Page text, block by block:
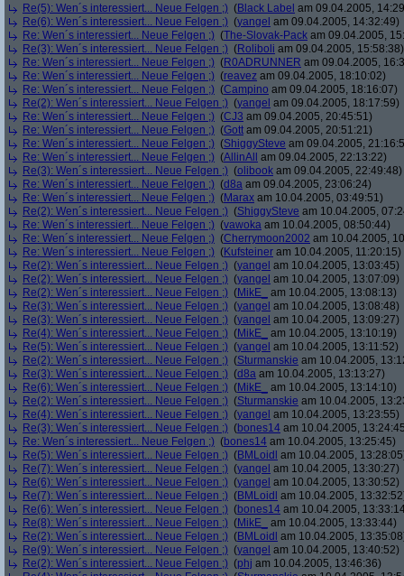
Re(5): Wen´s interessiert... Neue Felgen ;) (Black Label am 09.04.2005,
Re(6): Wen´s interessiert... Neue Felgen ;) (yangel am 09.04.2005, 14:32:49)
Re: Wen´s interessiert... Neue Felgen ;) (The-Slovak-Pack am 09.04.2005,
Re(3): Wen´s interessiert... Neue Felgen ;) (Roliboli am 09.04.2005, 15:58:38)
Re: Wen´s interessiert... Neue Felgen ;) (R0ADRUNNER am 09.04.2005,
Re: Wen´s interessiert... Neue Felgen ;) (reavez am 09.04.2005, 18:10:02)
Re: Wen´s interessiert... Neue Felgen ;) (Campino am 09.04.2005, 18:16:07)
Re(2): Wen´s interessiert... Neue Felgen ;) (yangel am 09.04.2005, 18:17:59)
Re: Wen´s interessiert... Neue Felgen ;) (CJ3 am 09.04.2005, 20:45:51)
Re: Wen´s interessiert... Neue Felgen ;) (Gott am 09.04.2005, 20:51:21)
Re: Wen´s interessiert... Neue Felgen ;) (ShiggySteve am 09.04.2005,
Re: Wen´s interessiert... Neue Felgen ;) (AllinAll
am 09.04.2005, 22:13:22)
Re(3): Wen´s interessiert... Neue Felgen ;) (olibook am 09.04.2005, 22:49:48)
Re: Wen´s interessiert... Neue Felgen ;) (d8a am 09.04.2005, 23:06:24)
Re: Wen´s interessiert... Neue Felgen ;) (Marax am 10.04.2005, 03:49:51)
Re(2): Wen´s interessiert... Neue Felgen ;) (ShiggySteve am 10.04.2005,
Re: Wen´s interessiert... Neue Felgen ;) (vawoka am 10.04.2005, 08:50:44)
Re: Wen´s interessiert... Neue Felgen ;) (Cherrymoon2002 am 10.04.2005,
Re: Wen´s interessiert... Neue Felgen ;) (Kufsteiner am 10.04.2005, 11:20:15)
Re(2): Wen´s interessiert... Neue Felgen ;) (yangel am 10.04.2005, 13:03:45)
Re(2): Wen´s interessiert... Neue Felgen ;) (yangel am 10.04.2005, 13:07:09)
Re(2): Wen´s interessiert... Neue Felgen ;) (MikE_
am 10.04.2005, 13:08:13)
Re(3): Wen´s interessiert... Neue Felgen ;) (yangel am 10.04.2005, 13:08:48)
Re(3): Wen´s interessiert... Neue Felgen ;) (yangel am 10.04.2005, 13:09:27)
Re(4): Wen´s interessiert... Neue Felgen ;) (MikE_
am 10.04.2005, 13:10:19)
Re(5): Wen´s interessiert... Neue Felgen ;) (yangel am 10.04.2005, 13:11:52)
Re(2): Wen´s interessiert... Neue Felgen ;) (Sturmanskie am 10.04.2005,
Re(3): Wen´s interessiert... Neue Felgen ;) (d8a am 10.04.2005, 13:13:27)
Re(6): Wen´s interessiert... Neue Felgen ;) (MikE_
am 10.04.2005, 13:14:10)
Re(2): Wen´s interessiert... Neue Felgen ;) (Sturmanskie am 10.04.2005,
Re(4): Wen´s interessiert... Neue Felgen ;) (yangel am 10.04.2005, 13:23:55)
Re(3): Wen´s interessiert... Neue Felgen ;) (bones14 am 10.04.2005,
Re: Wen´s interessiert... Neue Felgen ;) (bones14 am 10.04.2005, 13:25:45)
Re(5): Wen´s interessiert... Neue Felgen ;) (BMLoidl am 10.04.2005,
Re(7): Wen´s interessiert... Neue Felgen ;) (yangel am 10.04.2005, 13:30:27)
Re(6): Wen´s interessiert... Neue Felgen ;) (yangel am 10.04.2005, 13:30:52)
Re(7): Wen´s interessiert... Neue Felgen ;) (BMLoidl am 10.04.2005,
Re(6): Wen´s interessiert... Neue Felgen ;) (bones14 am 10.04.2005,
Re(8): Wen´s interessiert... Neue Felgen ;) (MikE_
am 10.04.2005, 13:33:44)
Re(2): Wen´s interessiert... Neue Felgen ;) (BMLoidl am 10.04.2005,
Re(9): Wen´s interessiert... Neue Felgen ;) (yangel am 10.04.2005, 13:40:52)
Re(2): Wen´s interessiert... Neue Felgen ;) (phj am 10.04.2005, 13:46:36)